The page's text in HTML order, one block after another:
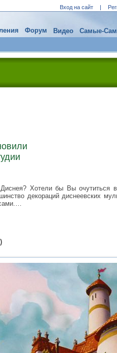
Вход на сайт |
Форум Видео Самые-
Хотели бы Вы очутиться
декораций диснеевских